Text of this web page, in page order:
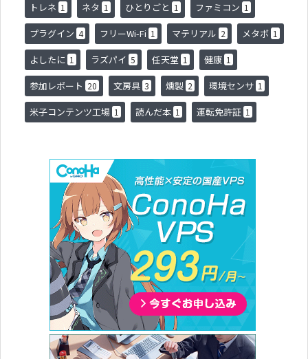
トレネ 1 ネタ 1 ひとりごと 1 ファミコン 1
プラグイン 4 フリーWi-Fi 1 マテリアル 2 メタボ 1
よしたに 1 ラズパイ 5 任天堂 1 健康 1
参加レポート 20 文房具 3 燻製 2 環境センサ 1
米子コンテンツ工場 1 読んだ本 1 運転免許証 1